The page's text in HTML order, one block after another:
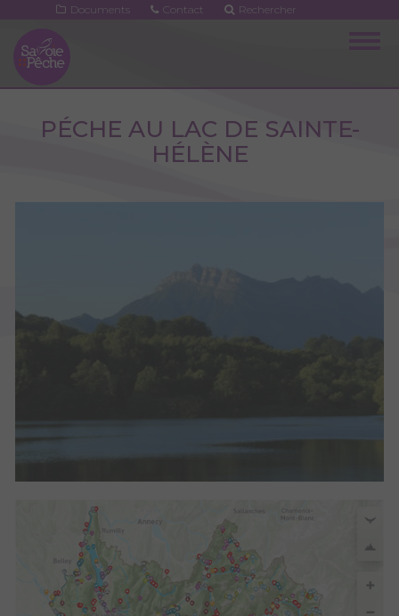
contenu
principal
Documents Contact Rechercher
PÉCHE AU LAC DE SAINTE-
HÉLÈNE